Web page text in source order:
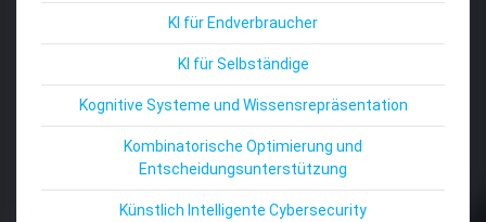
KI für Endverbraucher
KI für Selbständige
Kognitive Systeme und Wissensrepräsentation
Kombinatorische Optimierung und
Entscheidungsunterstützung
Künstlich Intelligente Cybersecurity